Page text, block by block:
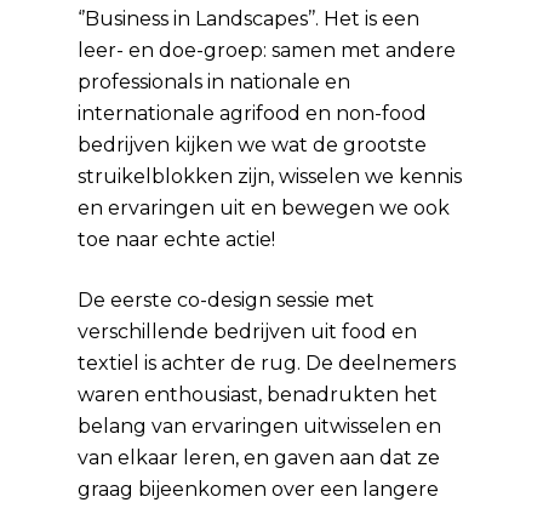
‘’Business in Landscapes’’. Het is een
leer- en doe-groep: samen met andere
professionals in nationale en
internationale agrifood en non-food
bedrijven kijken we wat de grootste
struikelblokken zijn, wisselen we kennis
en ervaringen uit en bewegen we ook
toe naar echte actie!
De eerste co-design sessie met
verschillende bedrijven uit food en
textiel is achter de rug. De deelnemers
waren enthousiast, benadrukten het
belang van ervaringen uitwisselen en
van elkaar leren, en gaven aan dat ze
graag bijeenkomen over een langere